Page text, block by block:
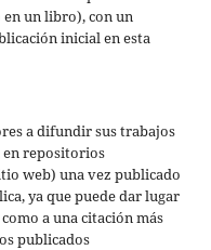
un libro), con un
inicial en esta
a difundir sus trabajos
repositorios
web) una vez publicado
ya que puede dar lugar
a una citación más
publicados